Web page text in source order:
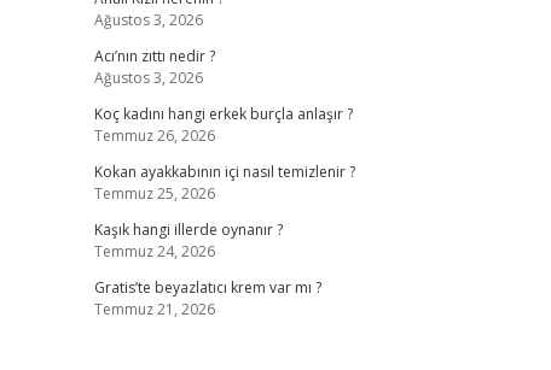
Ağustos 3, 2026
Acı’nın zıttı nedir ?
Ağustos 3, 2026
Koç kadını hangi erkek burçla anlaşır ?
Temmuz 26, 2026
Kokan ayakkabının içi nasıl temizlenir ?
Temmuz 25, 2026
Kaşık hangi illerde oynanır ?
Temmuz 24, 2026
Gratis’te beyazlatıcı krem var mı ?
Temmuz 21, 2026